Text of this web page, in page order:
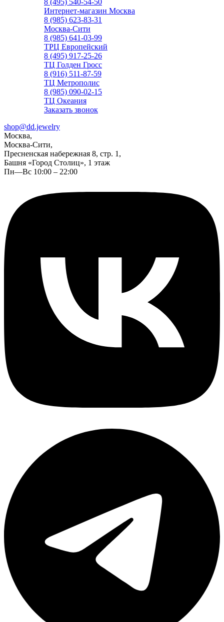
8 (495) 540-54-50
Интернет-магазин Москва
8 (985) 623-83-31
Москва-Сити
8 (985) 641-03-99
ТРЦ Европейский
8 (495) 917-25-26
ТЦ Голден Гросс
8 (916) 511-87-59
ТЦ Метрополис
8 (985) 090-02-15
ТЦ Океания
Заказать звонок
shop@dd.jewelry
Москва,
Москва-Сити,
Пресненская набережная 8, стр. 1,
Башня «Город Столиц», 1 этаж
Пн—Вс 10:00 – 22:00